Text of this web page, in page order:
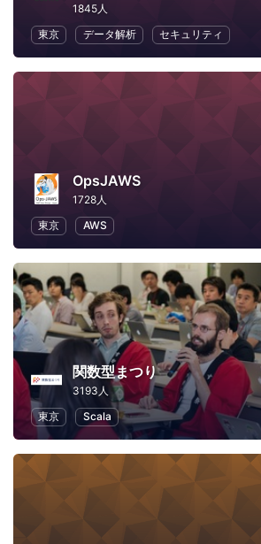
1845人
東京
データ解析 セキュリティ
OpsJAWS
1728人
東京
AWS
関数型まつり
3193人
東京
Scala